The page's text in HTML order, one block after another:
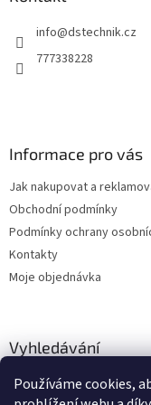
Používáme cookies,
info@dstechnik.cz
777338228
Informace pro vás
Jak nakupovat a
Obchodní podmínky
Podmínky ochrany
Kontakty
Moje objednávka
Vyhledávání